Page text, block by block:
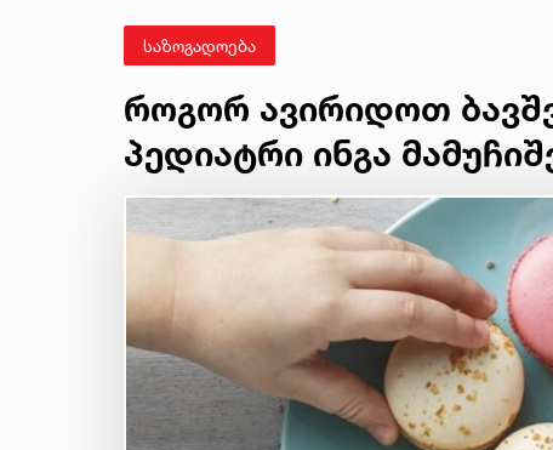
საზოგადოება
როგორ ავირიდოთ
პედიატრი ინგა